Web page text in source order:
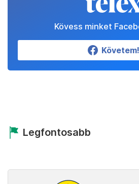
Kövess minket
Követem!
Legfontosabb